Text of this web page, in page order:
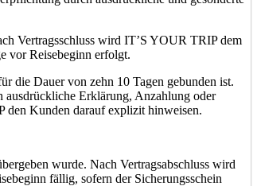
Vertragsschluss wird IT’S YOUR TRIP dem
vor Reisebeginn erfolgt.
die Dauer von zehn 10 Tagen gebunden ist.
ausdrückliche Erklärung, Anzahlung oder
den Kunden darauf explizit hinweisen.
wurde. Nach Vertragsabschluss wird
fällig, sofern der Sicherungsschein